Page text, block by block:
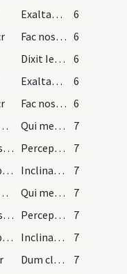
Exaltabo te
6
Fac nos quaesumus Domine ... celebramus exordium. 6
Dixit Iesus ... Cum ieiunatis
6
Exaltabo te
6
Fac nos quaesumus Domine his muneribus offerendis 6
Qui meditabitur in lege ... in tempore suo
7
Postcomm Percepta nobis Domine ... proficiant ad medelam.
7
Superpop Inclinantes se Domine ... nutriantur auxiliis.
7
Qui meditabitur
7
Postcomm Percepta nobis Domine praebeant sacramenta subsidium
7
Superpop Inclinantes se Domine maiestati tuae
7
Dum clamarem
7